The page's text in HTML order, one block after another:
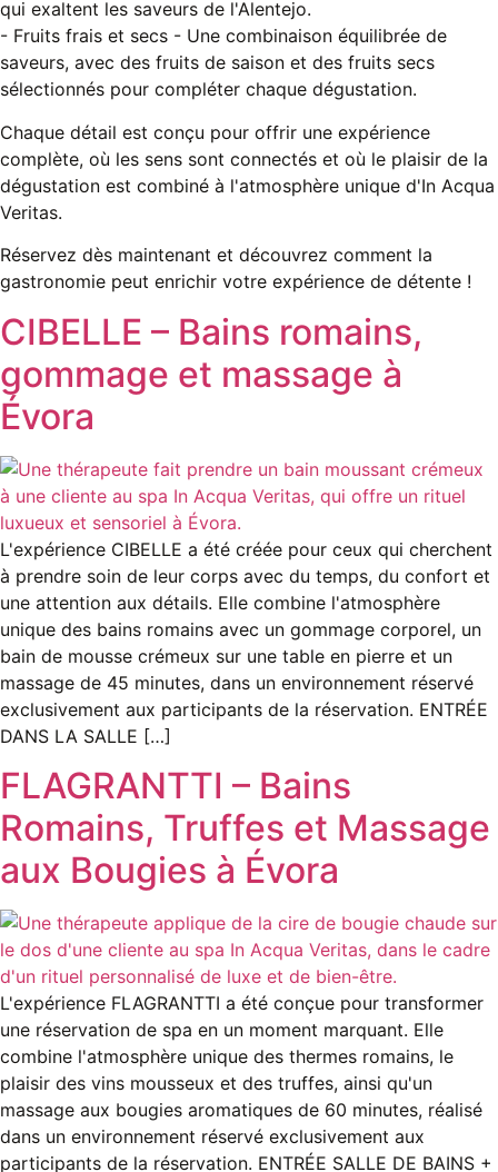
qui exaltent les saveurs de l'Alentejo.
- Fruits frais et secs - Une combinaison équilibrée de
saveurs, avec des fruits de saison et des fruits secs
sélectionnés pour compléter chaque dégustation.
Chaque détail est conçu pour offrir une expérience
complète, où les sens sont connectés et où le plaisir de la
dégustation est combiné à l'atmosphère unique d'In Acqua
Veritas.
Réservez dès maintenant et découvrez comment la
gastronomie peut enrichir votre expérience de détente !
CIBELLE – Bains romains,
gommage et massage à
Évora
L'expérience CIBELLE a été créée pour ceux qui cherchent
à prendre soin de leur corps avec du temps, du confort et
une attention aux détails. Elle combine l'atmosphère
unique des bains romains avec un gommage corporel, un
bain de mousse crémeux sur une table en pierre et un
massage de 45 minutes, dans un environnement réservé
exclusivement aux participants de la réservation. ENTRÉE
DANS LA SALLE […]
FLAGRANTTI – Bains
Romains, Truffes et Massage
aux Bougies à Évora
L'expérience FLAGRANTTI a été conçue pour transformer
une réservation de spa en un moment marquant. Elle
combine l'atmosphère unique des thermes romains, le
plaisir des vins mousseux et des truffes, ainsi qu'un
massage aux bougies aromatiques de 60 minutes, réalisé
dans un environnement réservé exclusivement aux
participants de la réservation. ENTRÉE SALLE DE BAINS +